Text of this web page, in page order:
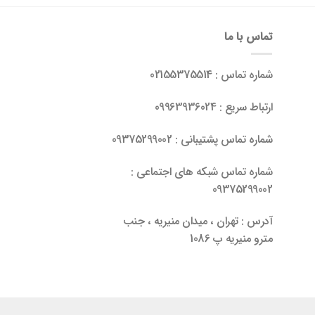
تماس با ما
شماره تماس : 02155375514
ارتباط سریع : 09963936024
شماره تماس پشتیبانی : 09375299002
شماره تماس شبکه های اجتماعی :
09375299002
آدرس : تهران ، میدان منیریه ، جنب
مترو منیریه پ 1086